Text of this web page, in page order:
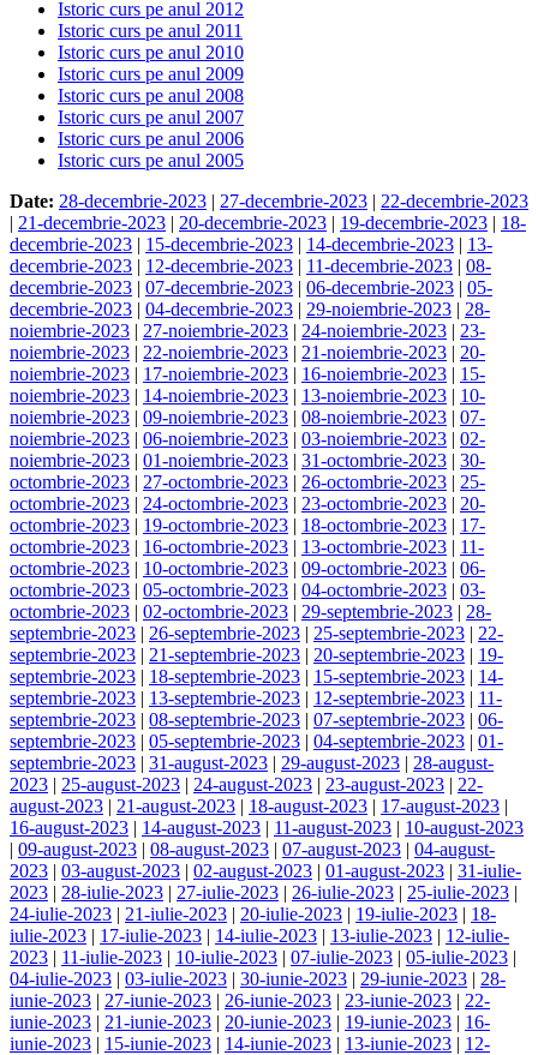
Istoric curs pe anul 2012
Istoric curs pe anul 2011
Istoric curs pe anul 2010
Istoric curs pe anul 2009
Istoric curs pe anul 2008
Istoric curs pe anul 2007
Istoric curs pe anul 2006
Istoric curs pe anul 2005
Date: 28-decembrie-2023 | 27-decembrie-2023 | 22-decembrie-2023
| 21-decembrie-2023 | 20-decembrie-2023 | 19-decembrie-2023 | 18-
decembrie-2023 | 15-decembrie-2023 | 14-decembrie-2023 | 13-
decembrie-2023 | 12-decembrie-2023 | 11-decembrie-2023 | 08-
decembrie-2023 | 07-decembrie-2023 | 06-decembrie-2023 | 05-
decembrie-2023 | 04-decembrie-2023 | 29-noiembrie-2023 | 28-
noiembrie-2023 | 27-noiembrie-2023 | 24-noiembrie-2023 | 23-
noiembrie-2023 | 22-noiembrie-2023 | 21-noiembrie-2023 | 20-
noiembrie-2023 | 17-noiembrie-2023 | 16-noiembrie-2023 | 15-
noiembrie-2023 | 14-noiembrie-2023 | 13-noiembrie-2023 | 10-
noiembrie-2023 | 09-noiembrie-2023 | 08-noiembrie-2023 | 07-
noiembrie-2023 | 06-noiembrie-2023 | 03-noiembrie-2023 | 02-
noiembrie-2023 | 01-noiembrie-2023 | 31-octombrie-2023 | 30-
octombrie-2023 | 27-octombrie-2023 | 26-octombrie-2023 | 25-
octombrie-2023 | 24-octombrie-2023 | 23-octombrie-2023 | 20-
octombrie-2023 | 19-octombrie-2023 | 18-octombrie-2023 | 17-
octombrie-2023 | 16-octombrie-2023 | 13-octombrie-2023 | 11-
octombrie-2023 | 10-octombrie-2023 | 09-octombrie-2023 | 06-
octombrie-2023 | 05-octombrie-2023 | 04-octombrie-2023 | 03-
octombrie-2023 | 02-octombrie-2023 | 29-septembrie-2023 | 28-
septembrie-2023 | 26-septembrie-2023 | 25-septembrie-2023 | 22-
septembrie-2023 | 21-septembrie-2023 | 20-septembrie-2023 | 19-
septembrie-2023 | 18-septembrie-2023 | 15-septembrie-2023 | 14-
septembrie-2023 | 13-septembrie-2023 | 12-septembrie-2023 | 11-
septembrie-2023 | 08-septembrie-2023 | 07-septembrie-2023 | 06-
septembrie-2023 | 05-septembrie-2023 | 04-septembrie-2023 | 01-
septembrie-2023 | 31-august-2023 | 29-august-2023 | 28-august-
2023 | 25-august-2023 | 24-august-2023 | 23-august-2023 | 22-
august-2023 | 21-august-2023 | 18-august-2023 | 17-august-2023 |
16-august-2023 | 14-august-2023 | 11-august-2023 | 10-august-2023
| 09-august-2023 | 08-august-2023 | 07-august-2023 | 04-august-
2023 | 03-august-2023 | 02-august-2023 | 01-august-2023 | 31-iulie-
2023 | 28-iulie-2023 | 27-iulie-2023 | 26-iulie-2023 | 25-iulie-2023 |
24-iulie-2023 | 21-iulie-2023 | 20-iulie-2023 | 19-iulie-2023 | 18-
iulie-2023 | 17-iulie-2023 | 14-iulie-2023 | 13-iulie-2023 | 12-iulie-
2023 | 11-iulie-2023 | 10-iulie-2023 | 07-iulie-2023 | 05-iulie-2023 |
04-iulie-2023 | 03-iulie-2023 | 30-iunie-2023 | 29-iunie-2023 | 28-
iunie-2023 | 27-iunie-2023 | 26-iunie-2023 | 23-iunie-2023 | 22-
iunie-2023 | 21-iunie-2023 | 20-iunie-2023 | 19-iunie-2023 | 16-
iunie-2023 | 15-iunie-2023 | 14-iunie-2023 | 13-iunie-2023 | 12-